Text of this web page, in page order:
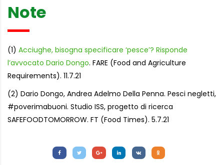
Note
(1) Acciughe, bisogna specificare ‘pesce’? Risponde
l’avvocato Dario Dongo. FARE (Food and Agriculture
Requirements). 11.7.21
(2) Dario Dongo, Andrea Adelmo Della Penna. Pesci negletti,
#poverimabuoni. Studio ISS, progetto di ricerca
SAFEFOODTOMORROW. FT (Food Times). 5.7.21